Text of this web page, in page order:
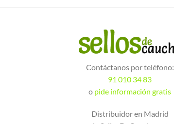
Contáctanos por teléfono:
91 010 34 83
o pide información gratis
Distribuidor en Madrid